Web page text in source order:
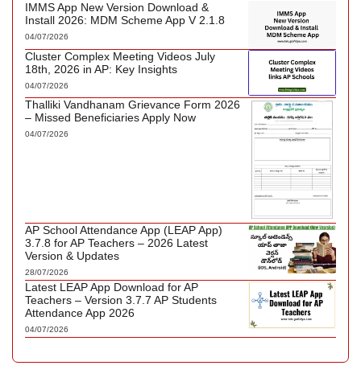
IMMS App New Version Download &
Install 2026: MDM Scheme App V 2.1.8
04/07/2026
Cluster Complex Meeting Videos July
18th, 2026 in AP: Key Insights
04/07/2026
Thalliki Vandhanam Grievance Form 2026
– Missed Beneficiaries Apply Now
04/07/2026
AP School Attendance App (LEAP App)
3.7.8 for AP Teachers – 2026 Latest
Version & Updates
28/07/2026
Latest LEAP App Download for AP
Teachers – Version 3.7.7 AP Students
Attendance App 2026
04/07/2026